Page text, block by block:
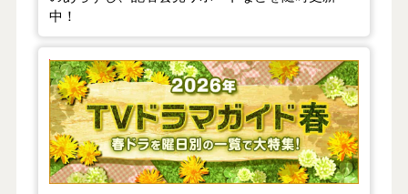
中！
【2026年春】TVドラマガイド